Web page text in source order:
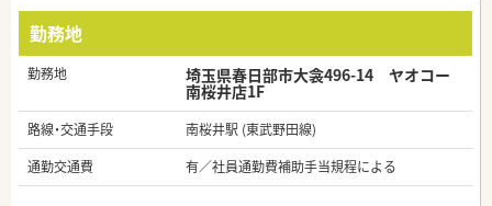
勤務地
勤務地 埼玉県春日部市大衾496-14 ヤオコー
南桜井店1F
路線・交通手段
南桜井駅 (東武野田線)
通勤交通費
有／社員通勤費補助手当規程による